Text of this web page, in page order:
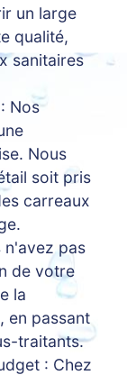
un large
qualité,
sanitaires
Nos
Nous
soit pris
carreaux
n'avez pas
de votre
la
en passant
traitants.
: Chez